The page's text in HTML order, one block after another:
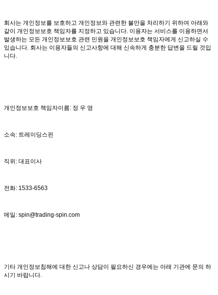
회사는 개인정보를 보호하고 개인정보와 관련한 불만을 처리하기 위하여 아래와
같이 개인정보보호 책임자를 지정하고 있습니다. 이용자는 서비스를 이용하면서
발생하는 모든 개인정보보호 관련 민원을 개인정보보호 책임자에게 신고하실 수
있습니다. 회사는 이용자들의 신고사항에 대해 신속하게 충분한 답변을 드릴 것입
니다.
개인정보보호 책임자이름: 정 우 영
소속: 트레이딩스핀
직위: 대표이사
전화: 1533-6563
메일: spin@trading-spin.com
기타 개인정보침해에 대한 신고나 상담이 필요하신 경우에는 아래 기관에 문의 하
시기 바랍니다.